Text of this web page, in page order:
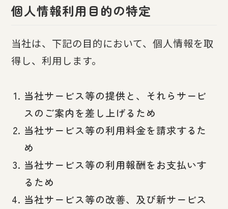
個人情報利用目的の特定
当社は、下記の目的において、個人情報を取
得し、利用します。
当社サービス等の提供と、それらサービ
スのご案内を差し上げるため
当社サービス等の利用料金を請求するた
め
当社サービス等の利用報酬をお支払いす
るため
当社サービス等の改善、及び新サービス